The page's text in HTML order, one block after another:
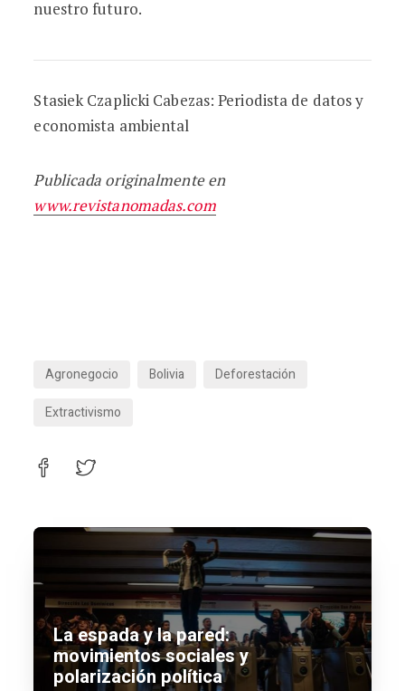
nuestro futuro.
Stasiek Czaplicki Cabezas: Periodista de datos y
economista ambiental
Publicada originalmente en
www.revistanomadas.com
Agronegocio Bolivia
Deforestación
Extractivismo
La espada y la pared:
movimientos sociales y
polarización política